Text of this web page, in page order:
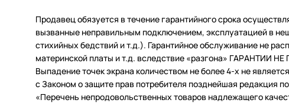
Продавец обязуется в течение гарантийного срока
вызванные неправильным подключением, эксплуатацией в
стихийных бедствий и т.д.). Гарантийное обслуживание не
материнской платы и т.д. вследствие «разгона» ГАРАНТИИ
Выпадение точек экрана количеством не более 4-х не
с Законом о защите прав потребителя позднейшая редакция
«Перечень непродовольственных товаров надлежащего